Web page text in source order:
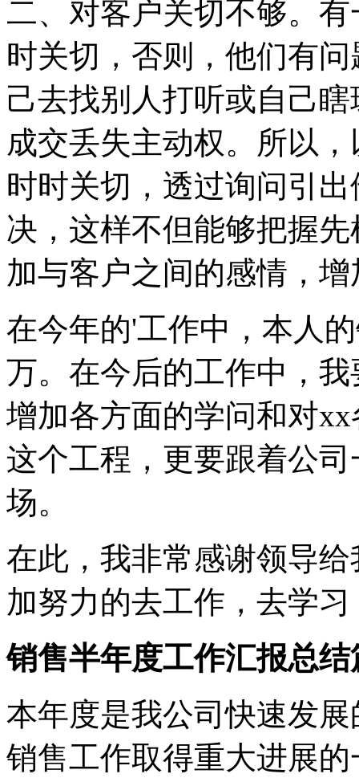
二、对客户关切不够。
时关切，否则，他们有
己去找别人打听或自己
成交丢失主动权。所以
时时关切，透过询问引
决，这样不但能够把握
加与客户之间的感情，
在今年的'工作中，本人
万。在今后的工作中，
增加各方面的学问和对
这个工程，更要跟着公
场。
在此，我非常感谢领导
加努力的去工作，去学
销售半年度工作汇报总结
本年度是我公司快速发
销售工作取得重大进展